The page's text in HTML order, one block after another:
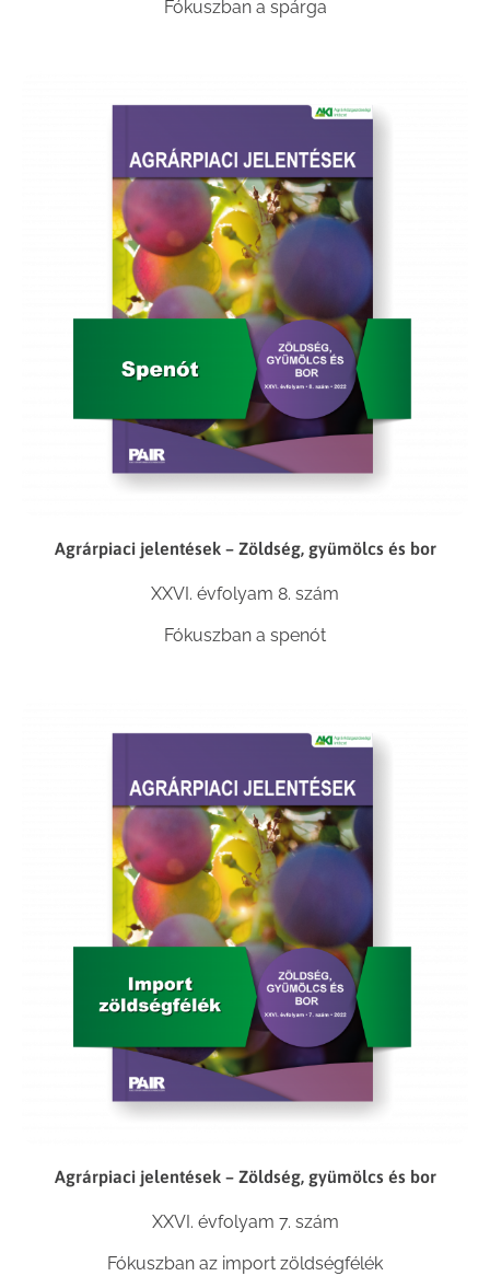
Fókuszban a spárga
Agrárpiaci jelentések – Zöldség, gyümölcs és bor
XXVI. évfolyam 8. szám
Fókuszban a spenót
Agrárpiaci jelentések – Zöldség, gyümölcs és bor
XXVI. évfolyam 7. szám
Fókuszban az import zöldségfélék